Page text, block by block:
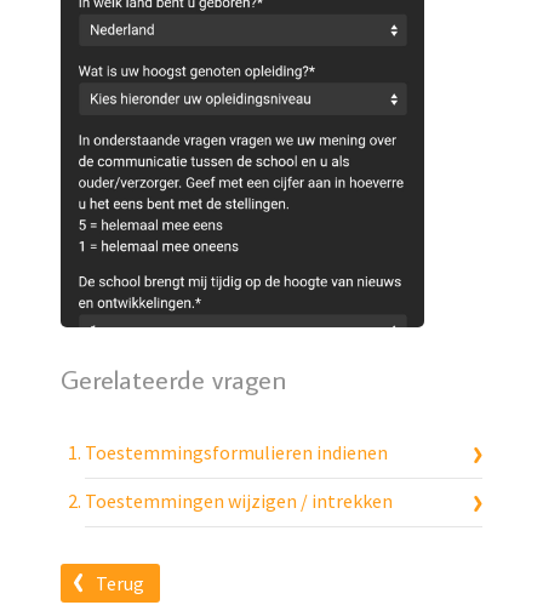
Gerelateerde vragen
Toestemmingsformulieren indienen
Toestemmingen wijzigen / intrekken
Terug